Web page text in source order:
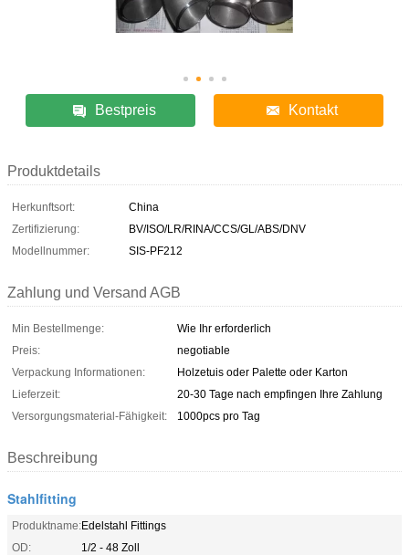
Bestpreis Kontakt
Produktdetails
Herkunftsort:
China
Zertifizierung:
BV/ISO/LR/RINA/CCS/GL/ABS/DNV
Modellnummer:
SIS-PF212
Zahlung und Versand AGB
Min Bestellmenge:
Wie Ihr erforderlich
Preis:
negotiable
Verpackung Informationen:
Holzetuis oder Palette oder Karton
Lieferzeit:
20-30 Tage nach empfingen Ihre Zahlung
Versorgungsmaterial-Fähigkeit:
1000pcs pro Tag
Beschreibung
Stahlfitting
Produktname:Edelstahl Fittings
OD:
1/2 - 48 Zoll